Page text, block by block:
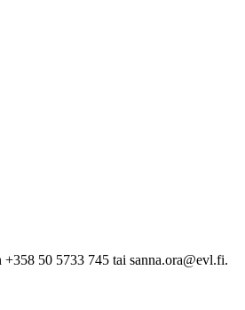
50 5733 745 tai sanna.ora@evl.fi.